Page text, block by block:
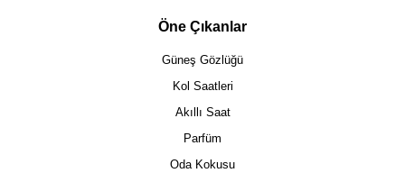
Öne Çıkanlar
Güneş Gözlüğü
Kol Saatleri
Akıllı Saat
Parfüm
Oda Kokusu